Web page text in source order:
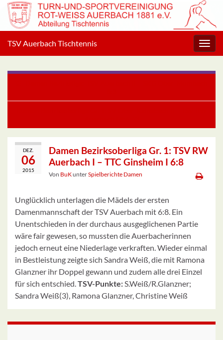
TSV Auerbach Tischtennis
DEZ.
06
2015
Damen Bezirksoberliga Gr. 1: TSV RW
Auerbach I – TTC Ginsheim I 6:8
Von BuKunterSpielberichte Damen
Unglücklich unterlagen die Mädels der ersten
Damenmannschaft der TSV Auerbach mit 6:8. Ein
Unentschieden in der durchaus ausgeglichenen Partie
wäre fair gewesen, so mussten die Auerbacherinnen
jedoch erneut eine Niederlage verkraften. Wieder einmal
in Bestleistung zeigte sich Sandra Weiß, die mit Ramona
Glanzner ihr Doppel gewann und zudem alle drei Einzel
für sich entschied.TSV-Punkte:S.Weiß/R.Glanzner;
Sandra Weiß(3), Ramona Glanzner, Christine Weiß